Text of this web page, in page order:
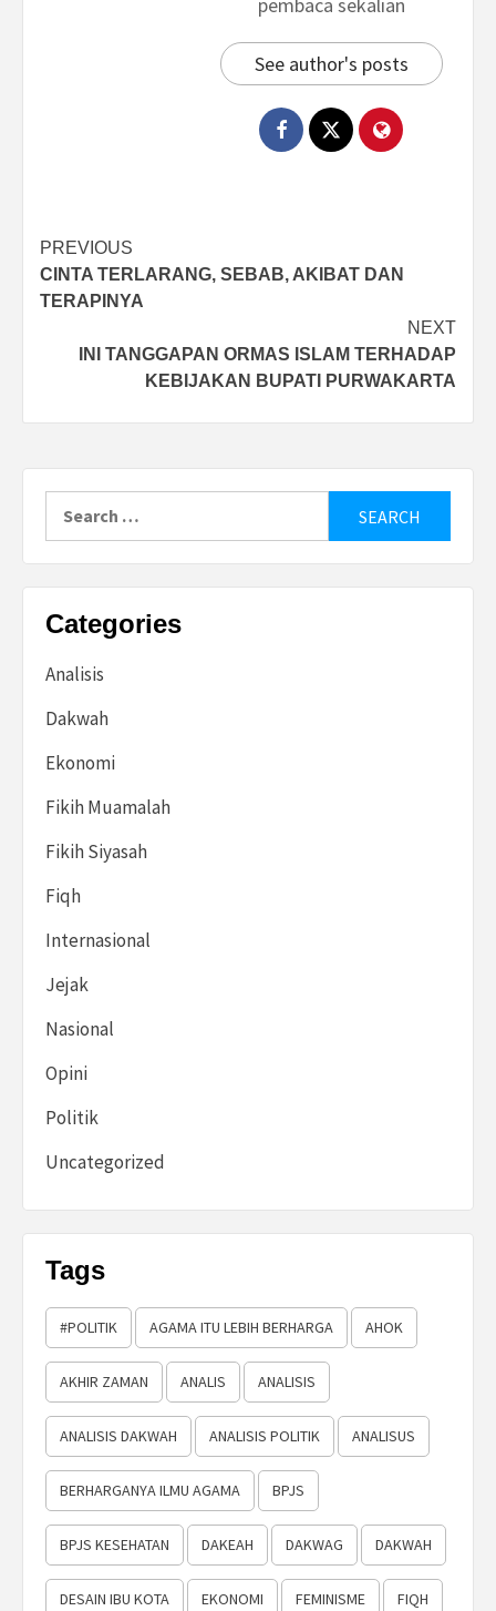
pembaca sekalian
See author's posts
Post
navigation
PREVIOUS
CINTA TERLARANG, SEBAB, AKIBAT DAN
TERAPINYA
NEXT
INI TANGGAPAN ORMAS ISLAM TERHADAP
KEBIJAKAN BUPATI PURWAKARTA
Categories
Analisis
Dakwah
Ekonomi
Fikih Muamalah
Fikih Siyasah
Fiqh
Internasional
Jejak
Nasional
Opini
Politik
Uncategorized
Tags
#POLITIK AGAMA ITU LEBIH BERHARGA AHOK
AKHIR ZAMAN ANALIS ANALISIS
ANALISIS DAKWAH ANALISIS POLITIK ANALISUS
BERHARGANYA ILMU AGAMA BPJS
BPJS KESEHATAN DAKEAH DAKWAG DAKWAH
DESAIN IBU KOTA EKONOMI FEMINISME FIQH